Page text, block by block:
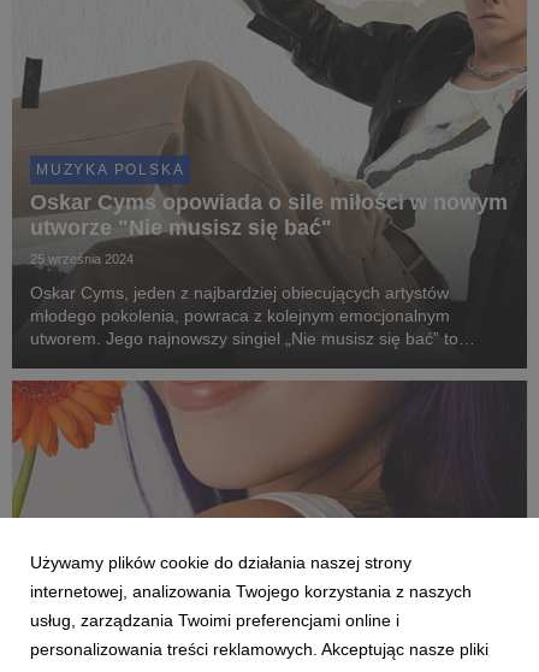
MUZYKA POLSKA
Oskar Cyms opowiada o sile miłości w nowym
utworze "Nie musisz się bać"
25 września 2024
Oskar Cyms, jeden z najbardziej obiecujących artystów
młodego pokolenia, powraca z kolejnym emocjonalnym
utworem. Jego najnowszy singiel „Nie musisz się bać” to
nasze życie i uczynić je pełniejszym. Utwór dostępny...
MUZYKA POLSKA
Używamy plików cookie do działania naszej strony
internetowej, analizowania Twojego korzystania z naszych
usług, zarządzania Twoimi preferencjami online i
personalizowania treści reklamowych. Akceptując nasze pliki